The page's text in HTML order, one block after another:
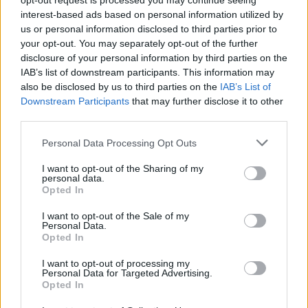
interest-based ads based on personal information utilized by
us or personal information disclosed to third parties prior to
your opt-out. You may separately opt-out of the further
disclosure of your personal information by third parties on the
IAB’s list of downstream participants. This information may
also be disclosed by us to third parties on the IAB’s List of
Downstream Participants that may further disclose it to other
Personal Data Processing Opt Outs
I want to opt-out of the Sharing of my
personal data.
Opted In
I want to opt-out of the Sale of my
Personal Data.
Opted In
I want to opt-out of processing my
Personal Data for Targeted Advertising.
Opted In
Futbol Base abril 8, 2026
DEIXA UNA RESPOSTA
Comentari: